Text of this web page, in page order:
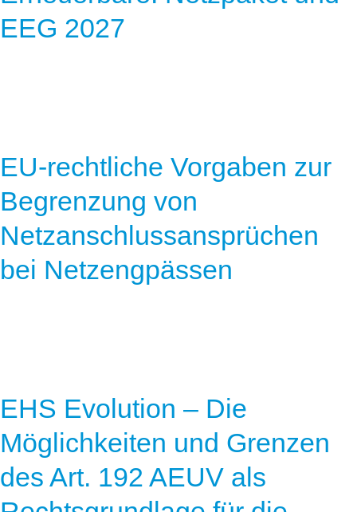
Speicher
Forschungsnetzwerk
Schriften zum Umweltenergierecht
EEG 2027
EU-rechtliche Vorgaben zur
Begrenzung von
Netzanschlussansprüchen
bei Netzengpässen
EHS Evolution – Die
Möglichkeiten und Grenzen
des Art. 192 AEUV als